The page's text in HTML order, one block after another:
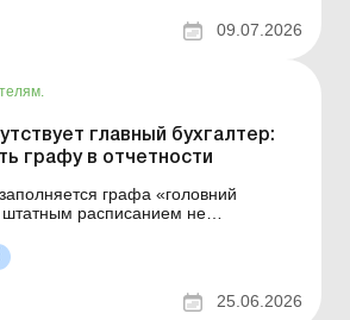
(7-й тарифный разряд) меньше
В каком размере
В соответствии с...
09.07.2026
главный бухгалтер:
графу в отчетности
графа «головний
штатным расписанием не
как подписывать НН/РК и
и фамилию подписанта, если
25.06.2026